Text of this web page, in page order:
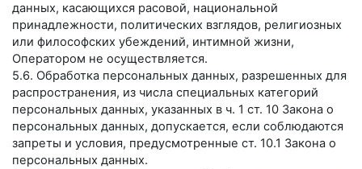
данных, касающихся расовой, национальной
принадлежности, политических взглядов, религиозных
или философских убеждений, интимной жизни,
Оператором не осуществляется.
5.6. Обработка персональных данных, разрешенных для
распространения, из числа специальных категорий
персональных данных, указанных в ч. 1 ст. 10 Закона о
персональных данных, допускается, если соблюдаются
запреты и условия, предусмотренные ст. 10.1 Закона о
персональных данных.